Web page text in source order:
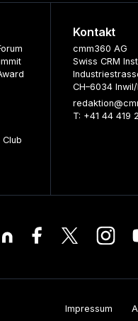
Kontakt
cmm360 AG
Swiss CRM
CH–6034
T: +41 44 419
Impressum